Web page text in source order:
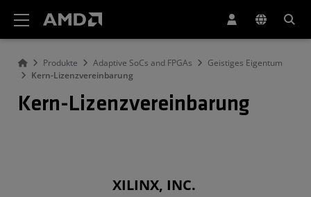
Produkte Adaptive SoCs and FPGAs
Geistiges Eigentum
Kern-Lizenzvereinbarung
Kern-Lizenzvereinbarung
XILINX, INC.